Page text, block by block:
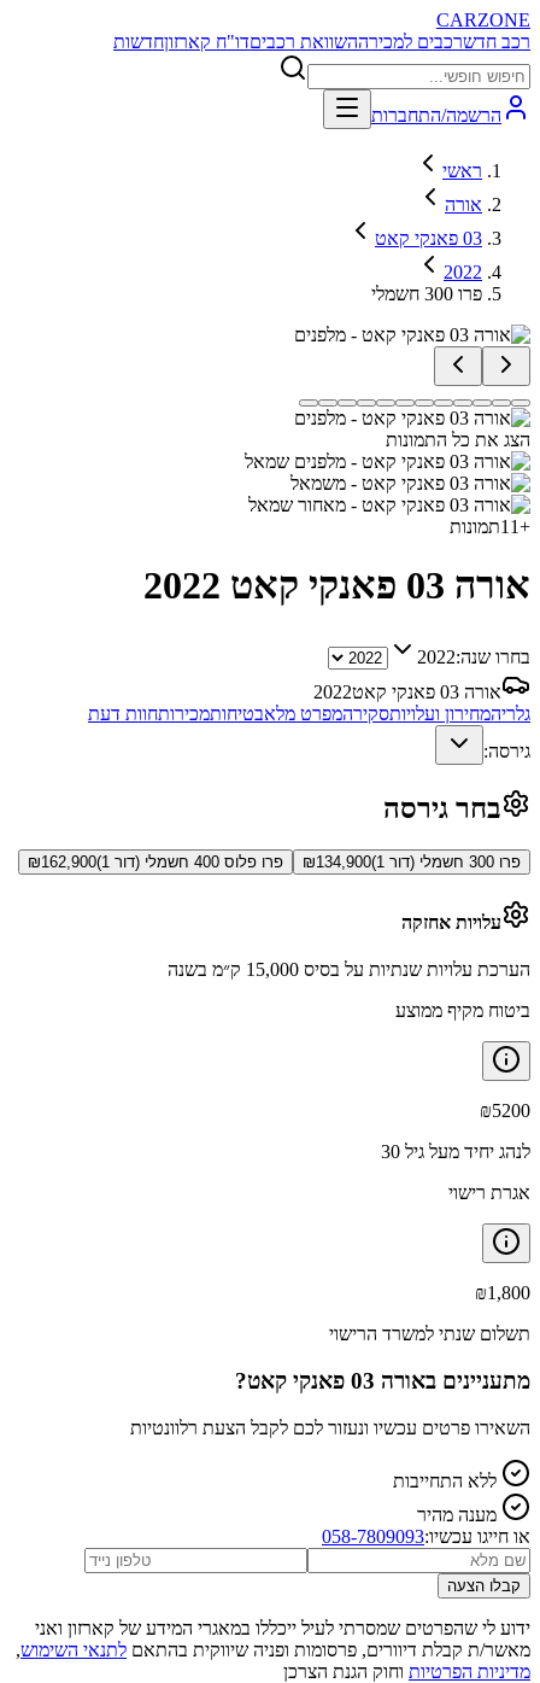
CARZONE
רכב חדשרכבים למכירההשוואת רכביםדו"ח קארזוןחדשות
הרשמה/התחברות
ראשי
אורה
03 פאנקי קאט
2022
פרו 300 חשמלי
הצג את כל התמונות
+
11תמונות
אורה 03 פאנקי קאט 2022
בחרו שנה:2022
אורה 03 פאנקי קאט
2022
גלריהמחירון ועלויותסקירהמפרט מלאבטיחותמכירותחוות דעת
גירסה:
בחר גירסה
פרו 300 חשמלי (דור 1) ₪134,900 פרו פלוס 400 חשמלי (דור 1) ₪162,900
עלויות אחזקה
הערכת עלויות שנתיות על בסיס 15,000 ק״מ בשנה
ביטוח מקיף ממוצע
₪5200
לנהג יחיד מעל גיל 30
אגרת רישוי
₪1,800
תשלום שנתי למשרד הרישוי
מתעניינים באורה 03 פאנקי קאט ?
השאירו פרטים עכשיו ונעזור לכם לקבל הצעת רלוונטיות
ללא התחייבות
מענה מהיר
או חייגו עכשיו:058-7809093
קבלו הצעה
ידוע לי שהפרטים שמסרתי לעיל ייכללו במאגרי המידע של קארזון ואני
מאשר/ת קבלת דיוורים, פרסומות ופניה שיווקית בהתאם לתנאי השימוש,
מדיניות הפרטיות וחוק הגנת הצרכן